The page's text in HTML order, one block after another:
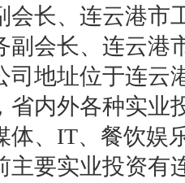
会长、连云港市
副会长、连云港
司地址位于连云
省内外各种实业
体、IT、餐饮娱
主要实业投资有